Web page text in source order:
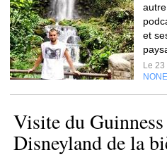
et
Le
NONE
Visite du
Disneyland de la